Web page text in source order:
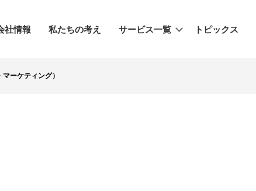
社情報 私たちの考え サービス一覧 トピックス
ーケティング）